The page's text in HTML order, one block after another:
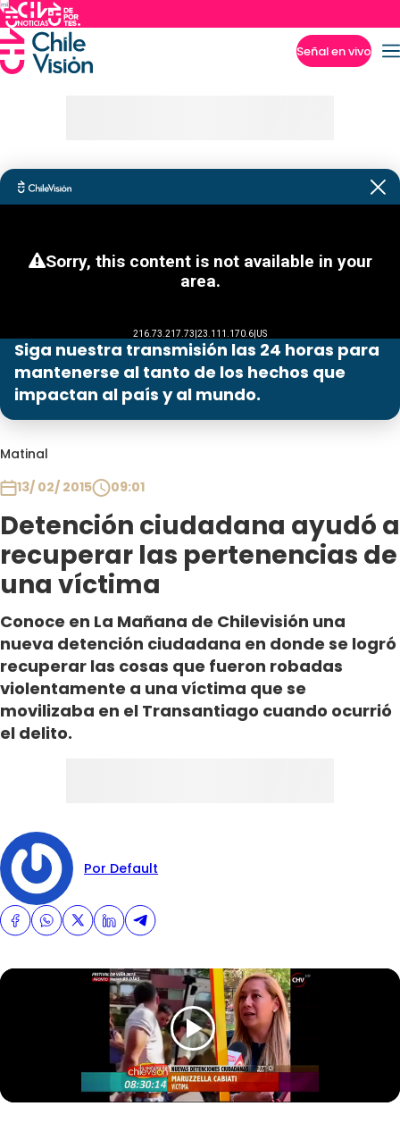
Señal en vivo
Siga nuestra transmisión las 24 horas para
mantenerse al tanto de los hechos que
impactan al país y al mundo.
Matinal
13/ 02/ 2015
09:01
Detención ciudadana ayudó a
recuperar las pertenencias de
una víctima
Conoce en La Mañana de Chilevisión una
nueva detención ciudadana en donde se logró
recuperar las cosas que fueron robadas
violentamente a una víctima que se
movilizaba en el Transantiago cuando ocurrió
el delito.
Por Default
Programas
Club De La Comedia
Contigo en Directo
Plan Perfecto
El Tiempo
Sabingo
Todos Los Programas